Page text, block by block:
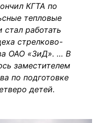
КГТА по
тепловые
работать
стрелково-
ОАО «ЗиД». … В
заместителем
по подготовке
детей.